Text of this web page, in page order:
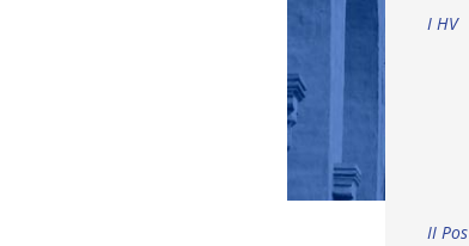
I HV
II Pos